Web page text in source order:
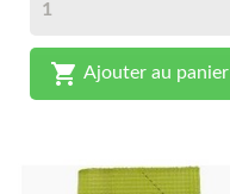
 Ajouter au panier